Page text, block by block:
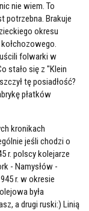
nie wiem. To
potrzebna. Brakuje
okresu
folwarki w
stało się z "Klein
tę posiadłość?
płatków
kronikach
jeśli chodzi o
r. polscy kolejarze
- Namysłów -
r. w okresie
była
a drugi ruski:) Linią